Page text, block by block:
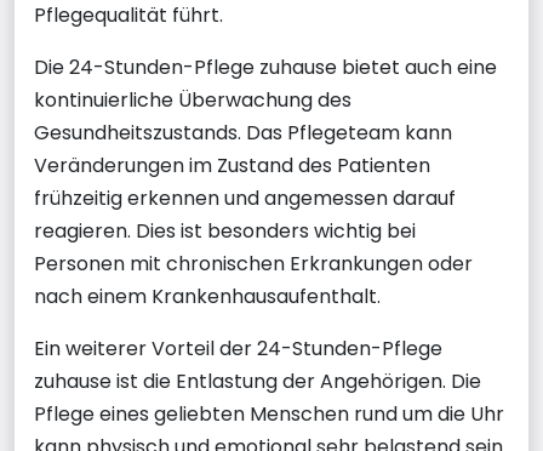
Pflegequalität führt.
Die 24-Stunden-Pflege zuhause bietet auch eine
kontinuierliche Überwachung des
Gesundheitszustands. Das Pflegeteam kann
Veränderungen im Zustand des Patienten
frühzeitig erkennen und angemessen darauf
reagieren. Dies ist besonders wichtig bei
Personen mit chronischen Erkrankungen oder
nach einem Krankenhausaufenthalt.
Ein weiterer Vorteil der 24-Stunden-Pflege
zuhause ist die Entlastung der Angehörigen. Die
Pflege eines geliebten Menschen rund um die Uhr